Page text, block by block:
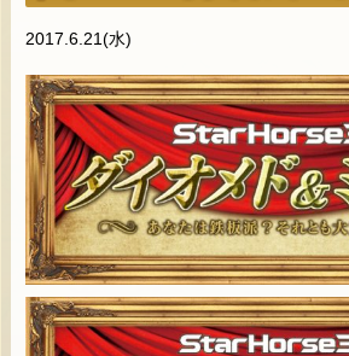
2017.6.21(水)